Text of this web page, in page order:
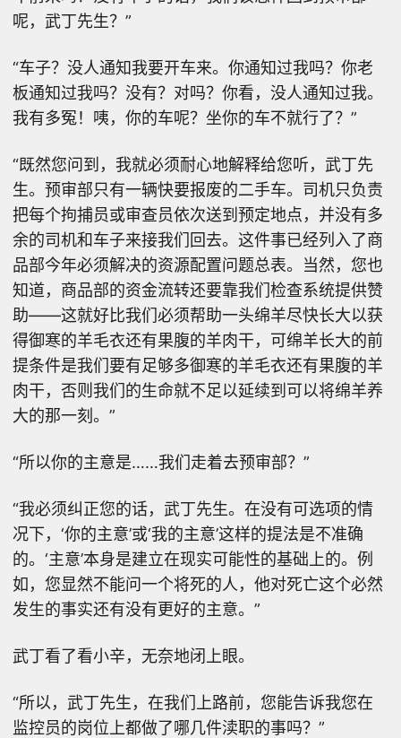
呢，武丁先生？”
“车子？没人通知我要开车来。你通知过我吗？你老
板通知过我吗？没有？对吗？你看，没人通知过我。
我有多冤！咦，你的车呢？坐你的车不就行了？”
“既然您问到，我就必须耐心地解释给您听，武丁先
生。预审部只有一辆快要报废的二手车。司机只负责
把每个拘捕员或审查员依次送到预定地点，并没有多
余的司机和车子来接我们回去。这件事已经列入了商
品部今年必须解决的资源配置问题总表。当然，您也
知道，商品部的资金流转还要靠我们检查系统提供赞
助——这就好比我们必须帮助一头绵羊尽快长大以获
得御寒的羊毛衣还有果腹的羊肉干，可绵羊长大的前
提条件是我们要有足够多御寒的羊毛衣还有果腹的羊
肉干，否则我们的生命就不足以延续到可以将绵羊养
大的那一刻。”
“所以你的主意是……我们走着去预审部？”
“我必须纠正您的话，武丁先生。在没有可选项的情
况下，‘你的主意’或‘我的主意’这样的提法是不准确
的。‘主意’本身是建立在现实可能性的基础上的。例
如，您显然不能问一个将死的人，他对死亡这个必然
发生的事实还有没有更好的主意。”
武丁看了看小辛，无奈地闭上眼。
“所以，武丁先生，在我们上路前，您能告诉我您在
监控员的岗位上都做了哪几件渎职的事吗？”